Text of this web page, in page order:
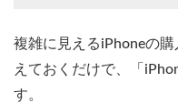
複雑に見えるiPhoneの
えておくだけで、「
す。